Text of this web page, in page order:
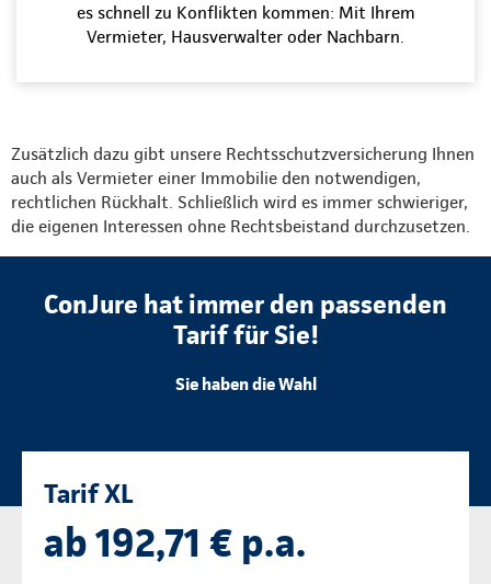
es schnell zu Konflikten kommen: Mit Ihrem
Vermieter, Hausverwalter oder Nachbarn.
Zusätzlich dazu gibt unsere Rechtsschutzversicherung Ihnen
auch als Vermieter einer Immobilie den notwendigen,
rechtlichen Rückhalt. Schließlich wird es immer schwieriger,
die eigenen Interessen ohne Rechtsbeistand durchzusetzen.
ConJure hat immer den passenden
Tarif für Sie!
Sie haben die Wahl
Tarif XL
ab 192,71 € p.a.